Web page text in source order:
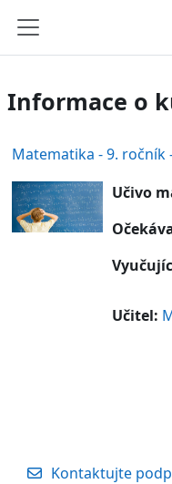
Boční panel
Informace o
Matematika - 9. ročník
Učivo
Učitel:
Kontaktujte